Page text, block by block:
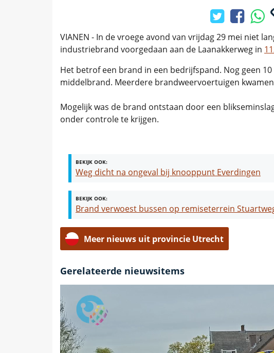
VIANEN - In de vroege avond van vrijdag 29 mei niet
industriebrand voorgedaan aan de Laanakkerweg in
Het betrof een brand in een bedrijfspand. Nog geen
middelbrand. Meerdere brandweervoertuigen
Mogelijk was de brand ontstaan door een
onder controle te krijgen.
BEKIJK OOK:
Weg dicht na ongeval bij knooppunt Everdingen
BEKIJK OOK:
Brand verwoest bussen op remiseterrein
Meer nieuws uit provincie Utrecht
Gerelateerde nieuwsitems